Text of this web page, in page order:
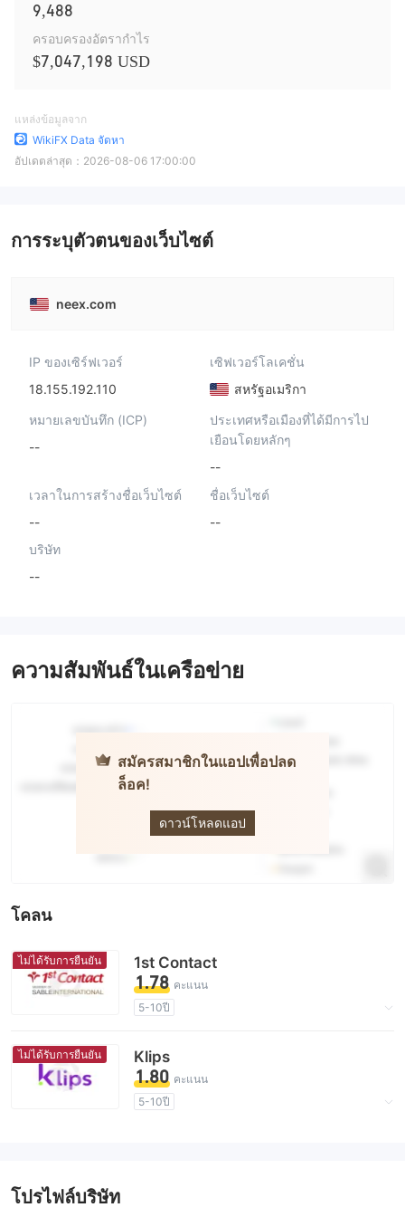
9,488
ครอบครองอัตรากำไร
$7,047,198 USD
แหล่งข้อมูลจาก
WikiFX Data จัดหา
อัปเดตล่าสุด： 2026-08-06 17:00:00
การระบุตัวตนของเว็บไซต์
neex.com
IP ของเซิร์ฟเวอร์
18.155.192.110
เซิฟเวอร์โลเคชั่น
สหรัฐอเมริกา
หมายเลขบันทึก (ICP)
--
ประเทศหรือเมืองที่ได้มีการไป
เยือนโดยหลักๆ
--
เวลาในการสร้างชื่อเว็บไซต์
--
ชื่อเว็บไซต์
--
บริษัท
--
ความสัมพันธ์ในเครือข่าย
สมัครสมาชิกในแอปเพื่อปลด
ล็อค!
ดาวน์โหลดแอป
โคลน
ไม่ได้รับการยืนยัน 1st Contact
1.78 คะแนน
5-10ปี
กลุ่มธุรกิจที่ต้องสงสัย
ระวังความเสี่ยงอันตรายที่อาจจะซ่อนอยู่
ไม่ได้รับการยืนยัน Klips
1.80 คะแนน
5-10ปี
โปรไฟล์บริษัท